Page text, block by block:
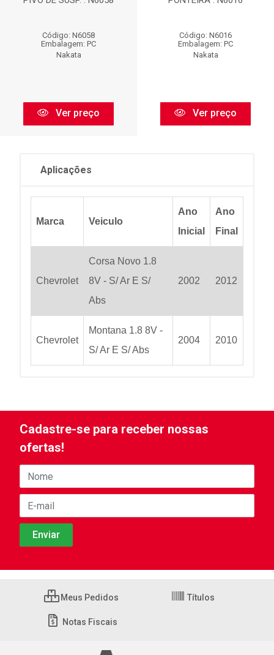
Código: N6058
Embalagem: PC
Nakata
Ver preço
Código: N6016
Embalagem: PC
Nakata
Ver preço
Aplicações
Marca Veiculo
Ano
Inicial
Ano
Final
Chevrolet
Corsa Novo 1.8
8V - S/ Ar E S/
Abs
2002 2012
Chevrolet
Montana 1.8 8V -
S/ Ar E S/ Abs
2004 2010
Cadastre-se para receber nossas
ofertas!
Meus Pedidos Títulos
Notas Fiscais